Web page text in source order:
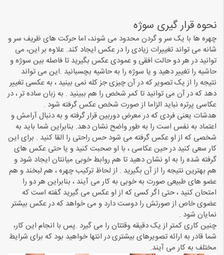
نحوه قرار گیری سوژه
چهره ها با یک سر و گردن محدود می شوند، اما حرکت های ظریف سر و
شانه می تواند تغییرات زیادی را در عکس ایجاد کند. علاوه بر این، می
توانید در هر دو حالت افقی و عمودی عکس بگیرید تا فاصله بین سوژه و
حاشیه را تغییر دهید و یا سوژه را به حاشیه بچسبانید .این می تواند
نتیجه را از یک تصویر که در آن چیزی جز کله نمی بینید ، به عکسی تغییر
دهد که در آن می توانید تا کمر شخص را هم ببینید . به زبان ساده تر ، در
عکاسی پرتره نباید الزاما از صورت شخص عکس گرفته شود .
هدشات یعنی فردی که در معرض دوربین قرار گرفته و به دنبال آرامش و
اعتماد به نفس است را به طور واضح نشان دهد. بنابراین شما باید به
شخصی که از او عکس گرفته می شود حس راحتی را القا کنید . برای این
کار سعی کنید در حین عکاسی ، با او صحبت کنید و یا حتی عکس های
گرفته شده را به او نشان دهید تا هم روابط خوبی میانتان ایجاد شود و
هم بهترین نتیجه را از آن بگیرید . از لحاظ ترکیب چهره ، هم لبخند و هم
عضو های طبیعی صورت به خوبی به کار می آیند ، بنابراین هر دو را
امتحان کنید ، حتی اگر کسی که از او عکس می گیرید گفته است که
عضوی خاص از صورتش را دوست دارد و می خواهد که در عکس بیشتر
نمایان شود .
چنین کاری کمتر از یک دقیقه وقتتان را می گیرد .پس با انجام این کار،
شما قادر به ارائه تصویرهای بیشتری در انتها خواهید بود که برای شرایط
مختلف به کار می آیند.